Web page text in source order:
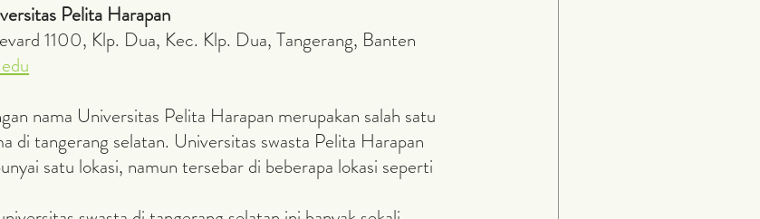
Pelita Harapan
1100, Klp. Dua, Kec. Klp. Dua, Tangerang, Banten
di tangerang selatan. Universitas swasta Pelita Harapan
satu lokasi, namun tersebar di beberapa lokasi seperti